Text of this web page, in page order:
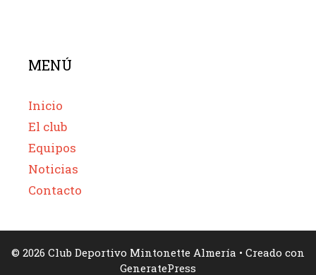
MENÚ
Inicio
El club
Equipos
Noticias
Contacto
© 2026 Club Deportivo Mintonette Almería • Creado con
GeneratePress